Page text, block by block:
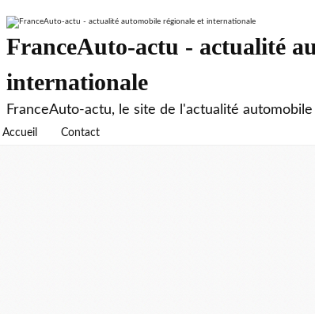
FranceAuto-actu - actualité
internationale
FranceAuto-actu, le site de l'actualité
Accueil Contact